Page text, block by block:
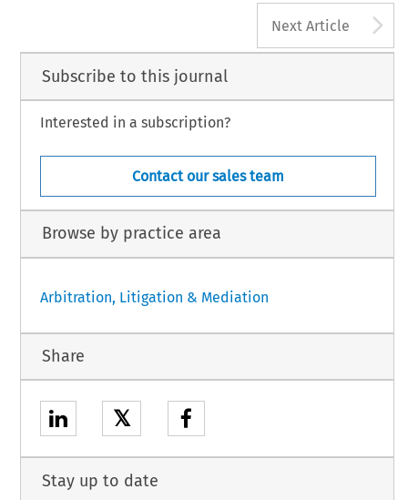
Next Article
Subscribe to this journal
Interested in a subscription?
Contact our sales team
Browse by practice area
Arbitration, Litigation & Mediation
Share
𝕏
Stay up to date